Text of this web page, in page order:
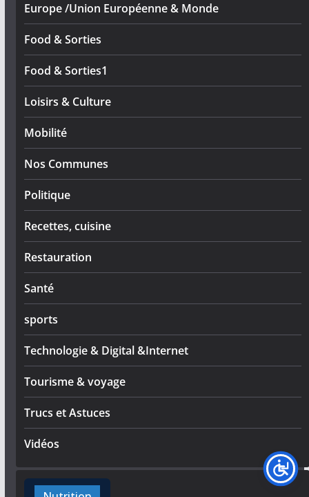
Europe /Union Européenne & Monde
Food & Sorties
Food & Sorties1
Loisirs & Culture
Mobilité
Nos Communes
Politique
Recettes, cuisine
Restauration
Santé
sports
Technologie & Digital &Internet
Tourisme & voyage
Trucs et Astuces
Vidéos